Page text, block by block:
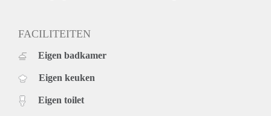
FACILITEITEN
Eigen badkamer
Eigen keuken
Eigen toilet